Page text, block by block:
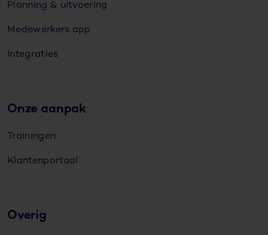
Planning & uitvoering
Medewerkers app
Integraties
Onze aanpak
Trainingen
Klantenportaal
Overig